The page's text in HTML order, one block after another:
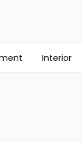
Interior